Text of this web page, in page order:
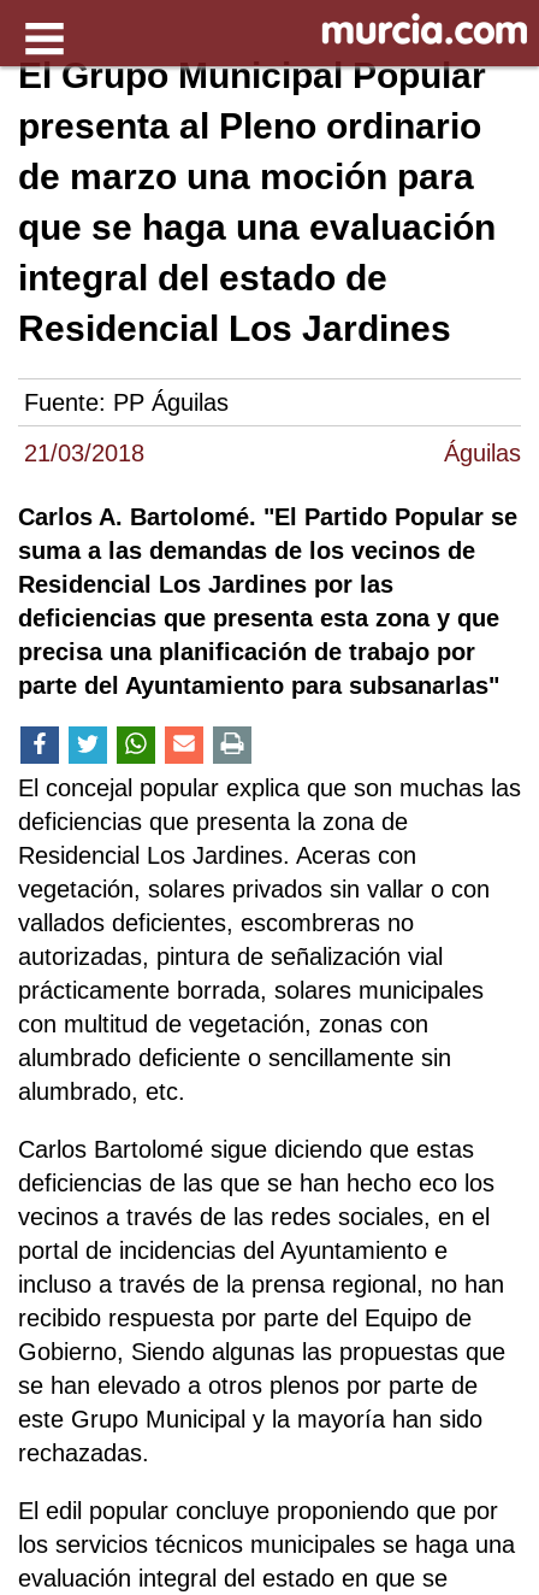
21/03/2018 Águilas
El Grupo Municipal Popular
presenta al Pleno ordinario
de marzo una moción para
que se haga una evaluación
integral del estado de
Residencial Los Jardines
Fuente: PP Águilas
Carlos A. Bartolomé. "El Partido Popular se
suma a las demandas de los vecinos de
Residencial Los Jardines por las
deficiencias que presenta esta zona y que
precisa una planificación de trabajo por
parte del Ayuntamiento para subsanarlas"
El concejal popular explica que son muchas las
deficiencias que presenta la zona de
Residencial Los Jardines. Aceras con
vegetación, solares privados sin vallar o con
vallados deficientes, escombreras no
autorizadas, pintura de señalización vial
prácticamente borrada, solares municipales
con multitud de vegetación, zonas con
alumbrado deficiente o sencillamente sin
alumbrado, etc.
Carlos Bartolomé sigue diciendo que estas
deficiencias de las que se han hecho eco los
vecinos a través de las redes sociales, en el
portal de incidencias del Ayuntamiento e
incluso a través de la prensa regional, no han
recibido respuesta por parte del Equipo de
Gobierno, Siendo algunas las propuestas que
se han elevado a otros plenos por parte de
este Grupo Municipal y la mayoría han sido
rechazadas.
El edil popular concluye proponiendo que por
los servicios técnicos municipales se haga una
evaluación integral del estado en que se